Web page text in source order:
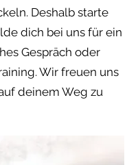
Deshalb starte
dich bei uns für ein
Gespräch oder
Wir freuen uns
deinem Weg zu